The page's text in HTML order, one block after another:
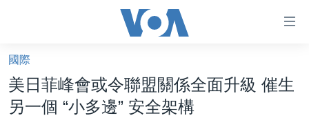
礙
鏈
接
跳
美國大選2024
國際
美日菲峰會或令聯盟關係全面升級 催生
另一個 “小多邊” 安全架構